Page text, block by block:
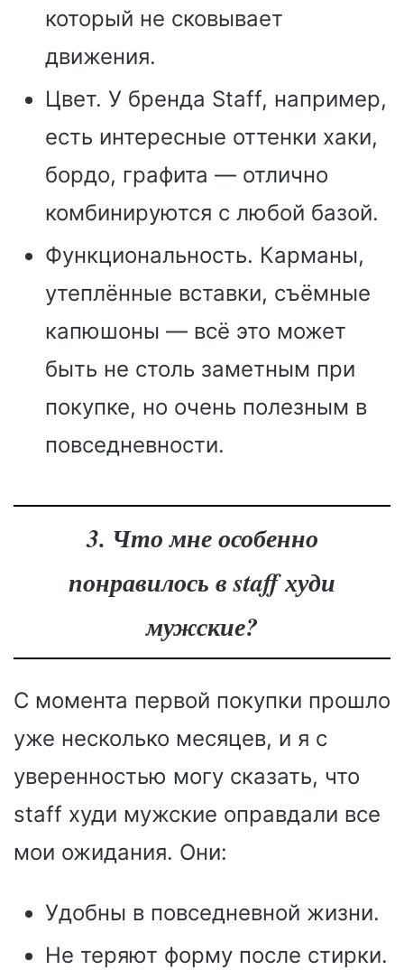
который не сковывает
движения.
Цвет. У бренда Staff, например,
есть интересные оттенки хаки,
бордо, графита — отлично
комбинируются с любой базой.
Функциональность. Карманы,
утеплённые вставки, съёмные
капюшоны — всё это может
быть не столь заметным при
покупке, но очень полезным в
повседневности.
3. Что мне особенно
понравилось в staff худи
мужские?
С момента первой покупки прошло
уже несколько месяцев, и я с
уверенностью могу сказать, что
staff худи мужские оправдали все
мои ожидания. Они:
Удобны в повседневной жизни.
Не теряют форму после стирки.